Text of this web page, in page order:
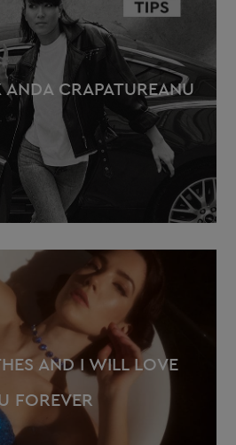
ANDA CRAPATUREANU
AND I WILL LOVE
FOREVER